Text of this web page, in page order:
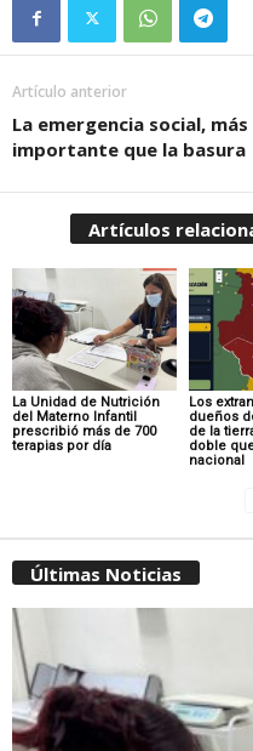
Artículo anterior
La emergencia social, más
importante que la basura
Artículos
La Unidad de Nutrición
del Materno Infantil
prescribió más de 700
terapias por día
Los
dueños
de la
doble
nacional
Últimas Noticias